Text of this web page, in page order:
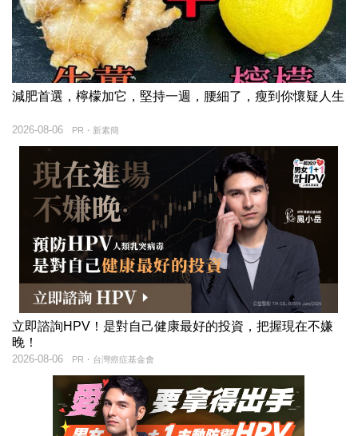
減肥首選，檸檬加它，堅持一週，腰細了，瘦到你懷疑人生
PR・新素簡
2026-08-06
立即諮詢HPV！是對自己健康最好的投資，把握現在不嫌
晚！
PR・台灣癌症基金會
2026-08-06